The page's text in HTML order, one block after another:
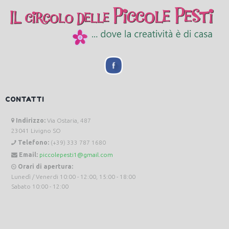
CONTATTI
Indirizzo: Via Ostaria, 487
23041 Livigno SO
Telefono: (+39) 333 787 1680
Email: piccolepesti1@gmail.com
Orari di apertura:
Lunedì / Venerdi 10:00 - 12:00, 15:00 - 18:00
Sabato 10:00 - 12:00